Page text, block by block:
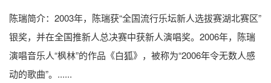
陈瑞简介：2003年，陈瑞获“全国流行乐坛新人选拔赛湖北赛区”
银奖，并在全国推新人总决赛中获新人演唱奖。2006年，陈瑞
演唱音乐人“枫林”的作品《白狐》，被称为“2006年令无数人感
动的歌曲”。......